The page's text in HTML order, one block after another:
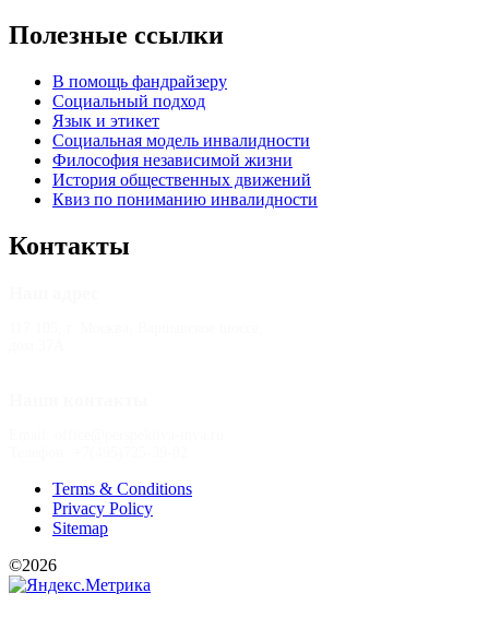
Полезные ссылки
В помощь фандрайзеру
Социальный подход
Язык и этикет
Социальная модель инвалидности
Философия независимой жизни
История общественных движений
Квиз по пониманию инвалидности
Контакты
Terms & Conditions
Privacy Policy
Sitemap
©2026